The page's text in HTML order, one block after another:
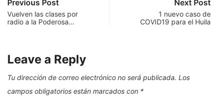
Previous Post
Vuelven las clases por
radio a la Poderosa…
Next Post
1 nuevo caso de
COVID19 para el Huila
Leave a Reply
Tu dirección de correo electrónico no será publicada. Los
campos obligatorios están marcados con *